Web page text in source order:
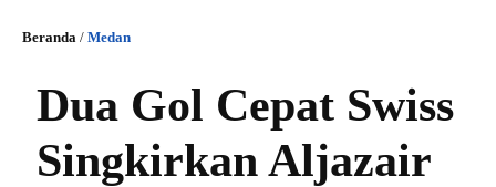
Beranda / Medan
Dua Gol Cepat Swiss
Singkirkan Aljazair